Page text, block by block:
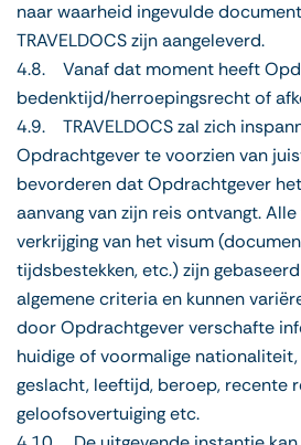
naar waarheid ingevulde
TRAVELDOCS zijn aangeleverd.
4.8. Vanaf dat moment heeft
bedenktijd/herroepingsrecht of
4.9. TRAVELDOCS zal zich
Opdrachtgever te voorzien van
bevorderen dat Opdrachtgever
aanvang van zijn reis ontvangt.
verkrijging van het visum
tijdsbestekken, etc.) zijn
algemene criteria en kunnen
door Opdrachtgever verschafte
huidige of voormalige
geslacht, leeftijd, beroep, recente
geloofsovertuiging etc.